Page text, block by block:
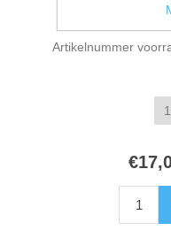
Artikelnummer